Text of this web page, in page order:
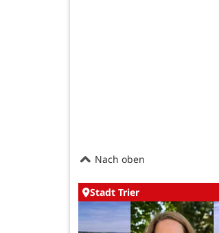
Nach oben
Stadt Trier